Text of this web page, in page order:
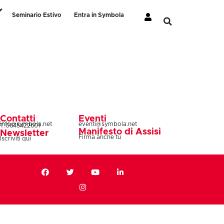
Seminario Estivo
Entra in Symbola
Contatti
info@symbola.net
T.0645422601
Newsletter
Iscriviti qui
Eventi
eventi@symbola.net
Manifesto di Assisi
Firma anche tu